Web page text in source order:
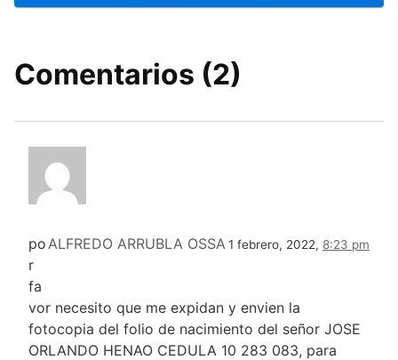
Comentarios (2)
ALFREDO ARRUBLA OSSA1 febrero, 2022, 8:23 pm
po
r
fa
vor necesito que me expidan y envien la
fotocopia del folio de nacimiento del señor JOSE
ORLANDO HENAO CEDULA 10 283 083, para